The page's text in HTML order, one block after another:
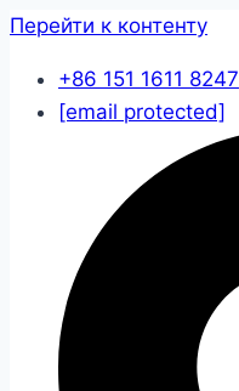
Перейти к контенту
+86 151 1611 8247
[email protected]